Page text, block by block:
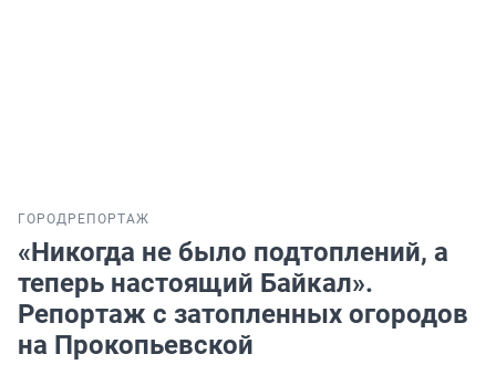
ГОРОД РЕПОРТАЖ
«Никогда не было подтоплений, а
теперь настоящий Байкал».
Репортаж с затопленных огородов
на Прокопьевской